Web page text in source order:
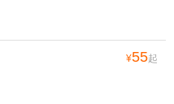
¥55起